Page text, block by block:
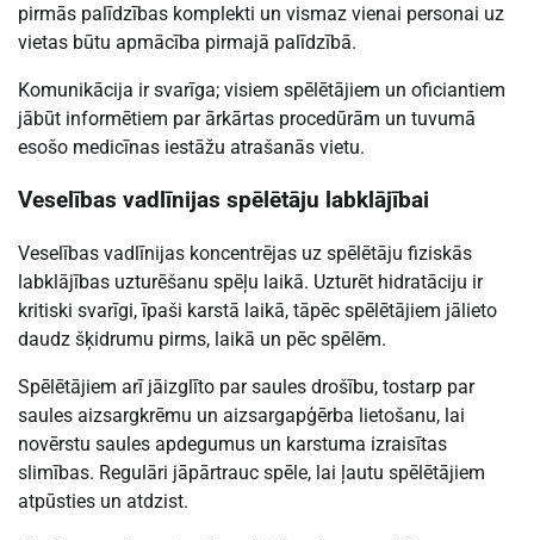
pirmās palīdzības komplekti un vismaz vienai personai uz
vietas būtu apmācība pirmajā palīdzībā.
Komunikācija ir svarīga; visiem spēlētājiem un oficiantiem
jābūt informētiem par ārkārtas procedūrām un tuvumā
esošo medicīnas iestāžu atrašanās vietu.
Veselības vadlīnijas spēlētāju labklājībai
Veselības vadlīnijas koncentrējas uz spēlētāju fiziskās
labklājības uzturēšanu spēļu laikā. Uzturēt hidratāciju ir
kritiski svarīgi, īpaši karstā laikā, tāpēc spēlētājiem jālieto
daudz šķidrumu pirms, laikā un pēc spēlēm.
Spēlētājiem arī jāizglīto par saules drošību, tostarp par
saules aizsargkrēmu un aizsargapģērba lietošanu, lai
novērstu saules apdegumus un karstuma izraisītas
slimības. Regulāri jāpārtrauc spēle, lai ļautu spēlētājiem
atpūsties un atdzist.